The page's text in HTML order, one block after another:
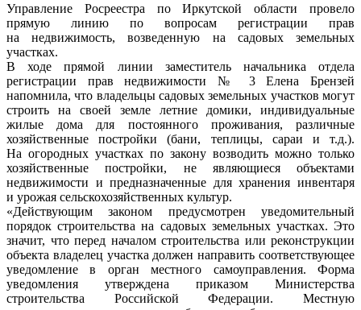
Управление Росреестра по Иркутской области провело
прямую линию по вопросам регистрации прав
на недвижимость, возведенную на садовых земельных
участках.
В ходе прямой линии заместитель начальника отдела
регистрации прав недвижимости № 3 Елена Брензей
напомнила, что владельцы садовых земельных участков могут
строить на своей земле летние домики, индивидуальные
жилые дома для постоянного проживания, различные
хозяйственные постройки (бани, теплицы, сараи и т.д.).
На огородных участках по закону возводить можно только
хозяйственные постройки, не являющиеся объектами
недвижимости и предназначенные для хранения инвентаря
и урожая сельскохозяйственных культур.
«Действующим законом предусмотрен уведомительный
порядок строительства на садовых земельных участках. Это
значит, что перед началом строительства или реконструкции
объекта владелец участка должен направить соответствующее
уведомление в орган местного самоуправления. Форма
уведомления утверждена приказом Министерства
строительства Российской Федерации. Местную